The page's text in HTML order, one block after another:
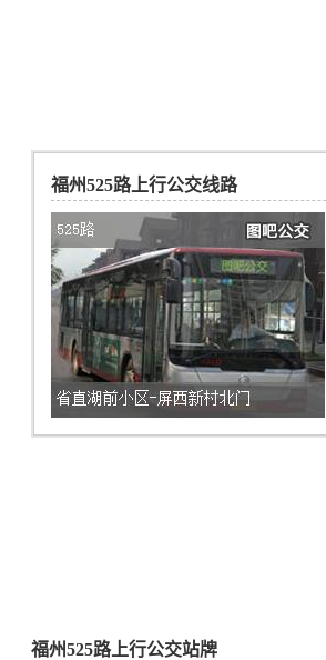
福州525路上行公交线路
福州525路上行公交站牌